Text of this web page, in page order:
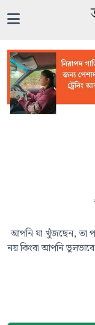
আপনি যা খুঁজছেন, তা
নয় কিংবা আপনি